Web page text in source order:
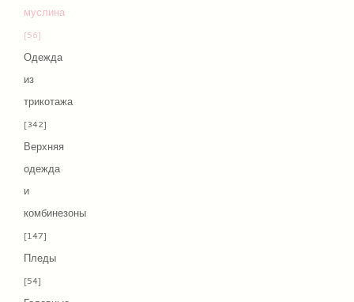
муслина
[56]
Одежда
из
трикотажа
[342]
Верхняя
одежда
и
комбинезоны
[147]
Пледы
[54]